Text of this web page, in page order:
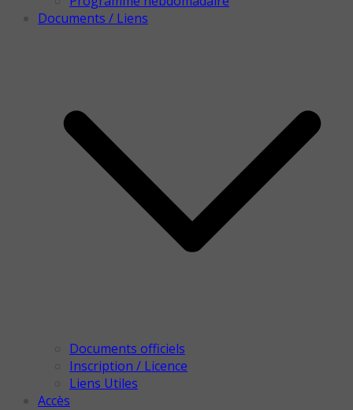
Documents / Liens
Documents officiels
Inscription / Licence
Liens Utiles
Accès